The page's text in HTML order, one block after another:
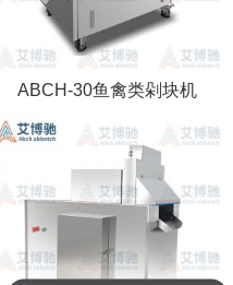
ABCH-30鱼禽类剁块机